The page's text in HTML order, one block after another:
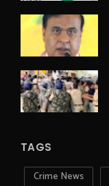
TAGS
Crime News